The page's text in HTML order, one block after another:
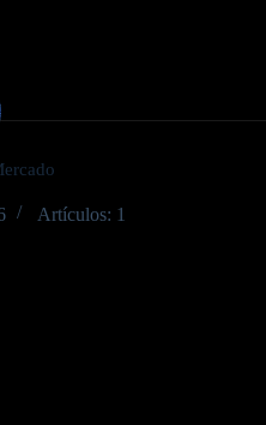
Artículos: 1